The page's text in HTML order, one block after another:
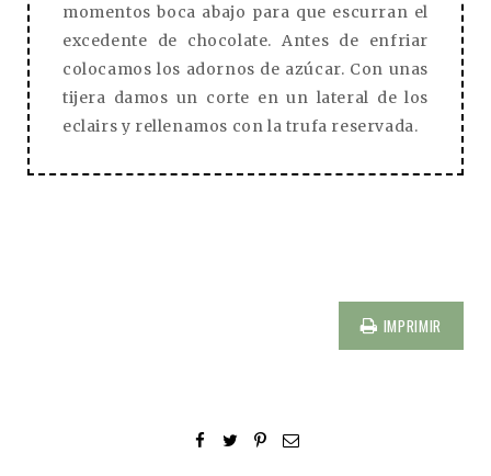
momentos boca abajo para que escurran el
excedente de chocolate. Antes de enfriar
colocamos los adornos de azúcar. Con unas
tijera damos un corte en un lateral de los
eclairs y rellenamos con la trufa reservada.
IMPRIMIR